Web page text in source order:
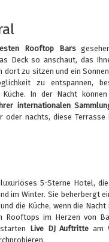
Rooftop Bars
Deck so anschaut, das
zu sitzen und ein
zu entspannen,
Küche. In der Nacht
internationalen
oder nachts, diese
5-Sterne Hotel, die
im Winter. Sie beherbergt
die Küche, wenn die
Rooftops im Herzen von
Live DJ Auftritte am